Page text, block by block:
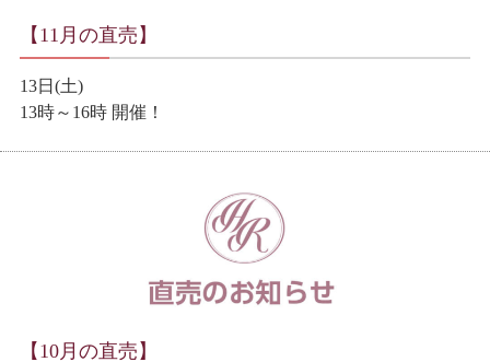
【11月の直売】
13日(土)
13時～16時 開催！
【10月の直売】